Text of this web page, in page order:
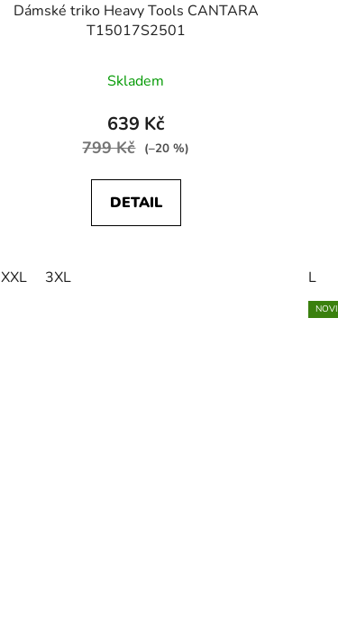
Dámské triko Heavy Tools CANTARA
T15017S2501
Skladem
639 Kč
799 Kč (–20 %)
DETAIL
XXL 3XL L